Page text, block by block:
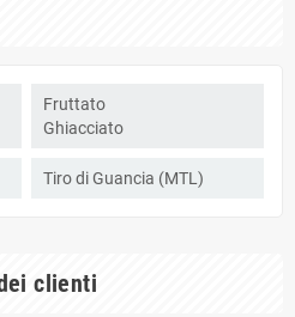
Fruttato
Ghiacciato
Tiro di Guancia (MTL)
clienti